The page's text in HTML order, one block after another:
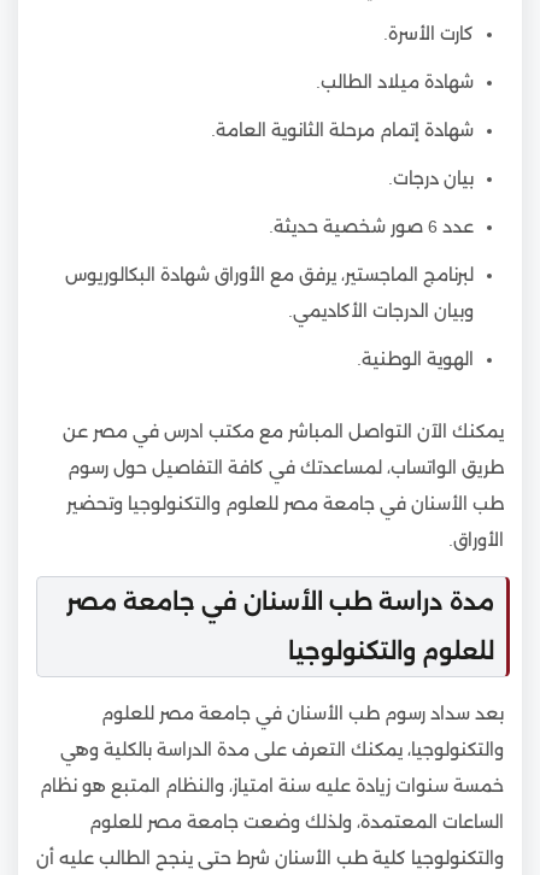
كارت الأسرة.
شهادة ميلاد الطالب.
شهادة إتمام مرحلة الثانوية العامة.
بيان درجات.
عدد 6 صور شخصية حديثة.
لبرنامج الماجستير، يرفق مع الأوراق شهادة البكالوريوس
وبيان الدرجات الأكاديمي.
الهوية الوطنية.
يمكنك الآن التواصل المباشر مع مكتب ادرس في مصر عن
طريق الواتساب، لمساعدتك في كافة التفاصيل حول رسوم
طب الأسنان في جامعة مصر للعلوم والتكنولوجيا وتحضير
الأوراق.
مدة دراسة طب الأسنان في جامعة مصر
للعلوم والتكنولوجيا
بعد سداد رسوم طب الأسنان في جامعة مصر للعلوم
والتكنولوجيا، يمكنك التعرف على مدة الدراسة بالكلية وهي
خمسة سنوات زيادة عليه سنة امتياز، والنظام المتبع هو نظام
الساعات المعتمدة، ولذلك وضعت جامعة مصر للعلوم
والتكنولوجيا كلية طب الأسنان شرط حتى ينجح الطالب عليه أن